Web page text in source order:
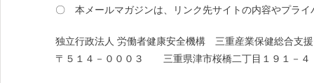
〇 本メールマガジンは、リンク先サイトの内容やプライ
独立行政法人 労働者健康安全機構 三重産業保健総合支
〒５１４－０００３ 三重県津市桜橋二丁目１９１－